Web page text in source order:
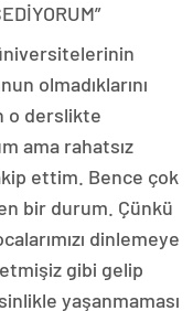
olmadıklarını
o derslikte
ama rahatsız
ettim. Bence çok
bir durum. Çünkü
dinlemeye
gibi gelip
yaşanmaması